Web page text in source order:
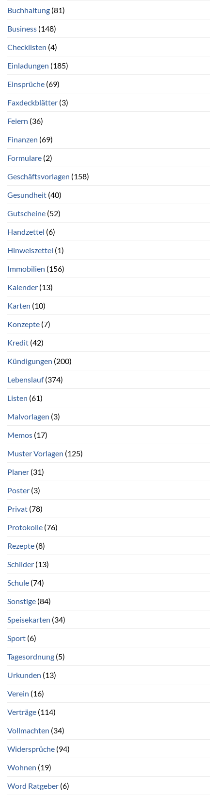
Buchhaltung (81)
Business (148)
Checklisten (4)
Einladungen (185)
Einsprüche (69)
Faxdeckblätter (3)
Feiern (36)
Finanzen (69)
Formulare (2)
Geschäftsvorlagen (158)
Gesundheit (40)
Gutscheine (52)
Handzettel (6)
Hinweiszettel (1)
Immobilien (156)
Kalender (13)
Karten (10)
Konzepte (7)
Kredit (42)
Kündigungen (200)
Lebenslauf(374)
Listen (61)
Malvorlagen (3)
Memos (17)
Muster Vorlagen (125)
Planer (31)
Poster (3)
Privat (78)
Protokolle (76)
Rezepte (8)
Schilder (13)
Schule (74)
Sonstige (84)
Speisekarten (34)
Sport (6)
Tagesordnung (5)
Urkunden (13)
Verein (16)
Verträge (114)
Vollmachten (34)
Widersprüche (94)
Wohnen (19)
Word Ratgeber (6)